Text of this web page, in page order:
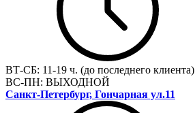
ВТ-СБ: 11-19 ч. (до последнего клиента)
ВС-ПН: ВЫХОДНОЙ
Санкт-Петербург, Гончарная ул.11